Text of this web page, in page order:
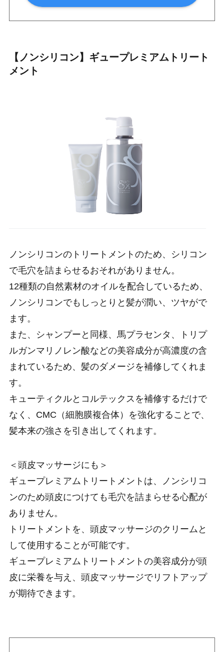
【ノンシリコン】ギュープレミアムトリート
メント
ノンシリコンのトリートメントのため、シリコン
で毛穴を詰まらせるおそれがありません。
12種類の自然素材のオイルを配合しているため、
ノンシリコンでもしっとりと髪が潤い、ツヤがで
ます。
また、シャンプーと同様、馬プラセンタ、トリプ
ルガンマリノレン酸などの美容成分が高濃度の含
まれているため、髪のダメージを補修してくれま
す。
キューティクルとコルテックスを補修するだけで
なく、CMC（細胞膜複合体）を強化することで、
髪本来の強さを引き出してくれます。
＜頭皮マッサージにも＞
ギュープレミアムトリートメントは、ノンシリコ
ンのため頭皮につけても毛穴を詰まらせる心配が
ありません。
トリートメントを、頭皮マッサージのクリームと
して使用することが可能です。
ギュープレミアムトリートメントの美容成分が頭
皮に栄養を与え、頭皮マッサージでリフトアップ
が期待できます。